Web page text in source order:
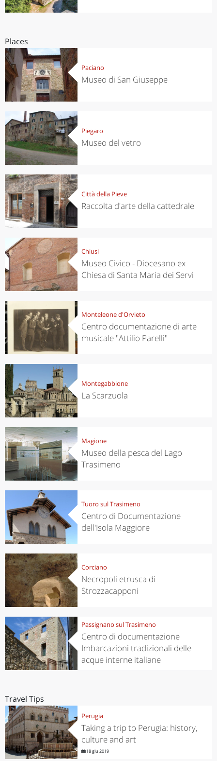
Places
Paciano
Museo di San Giuseppe
Piegaro
Museo del vetro
Città della Pieve
Raccolta d'arte della cattedrale
Chiusi
Museo Civico - Diocesano ex
Chiesa di Santa Maria dei Servi
Monteleone d'Orvieto
Centro documentazione di arte
musicale "Attilio Parelli"
Montegabbione
La Scarzuola
Magione
Museo della pesca del Lago
Trasimeno
Tuoro sul Trasimeno
Centro di Documentazione
dell'Isola Maggiore
Corciano
Necropoli etrusca di
Strozzacapponi
Passignano sul Trasimeno
Centro di documentazione
Imbarcazioni tradizionali delle
acque interne italiane
Travel Tips
Perugia
Taking a trip to Perugia: history,
culture and art
18 giu 2019